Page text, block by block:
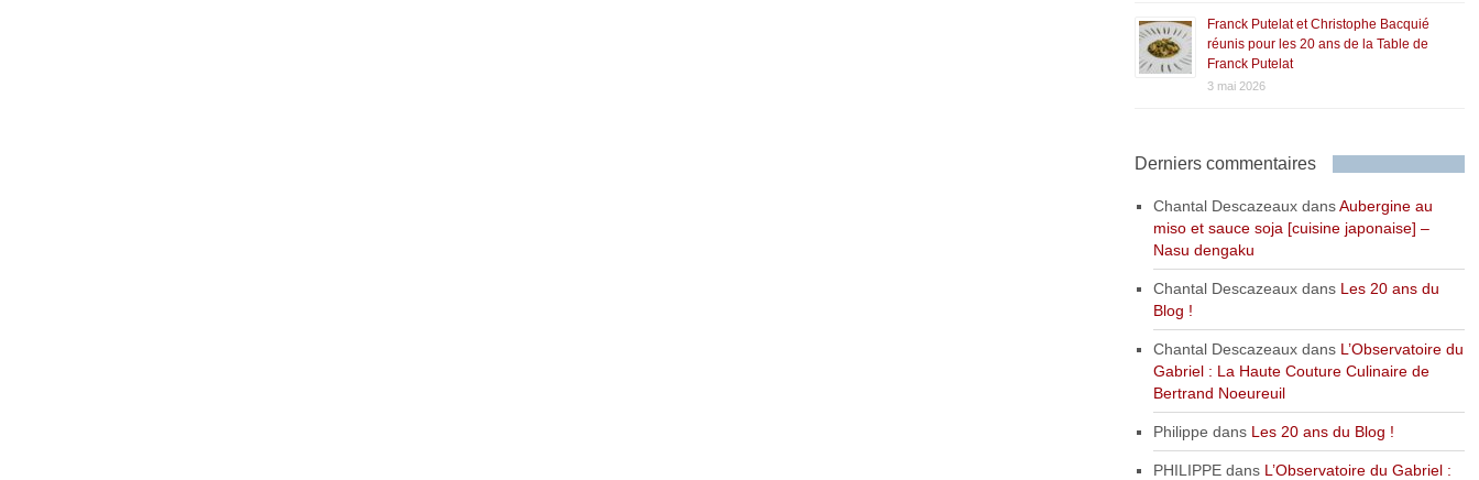
Franck Putelat et Christophe Bacquié
réunis pour les 20 ans de la Table de
Franck Putelat
3 mai 2026
Derniers commentaires
Chantal DescazeauxdansAubergine au
miso et sauce soja [cuisine japonaise] –
Nasu dengaku
Chantal Descazeauxdans Les 20 ans du
Blog !
Chantal Descazeauxdans L’Observatoire du
Gabriel : La Haute Couture Culinaire de
Bertrand Noeureuil
Philippe dans Les 20 ans du Blog !
PHILIPPEdans L’Observatoire du Gabriel :